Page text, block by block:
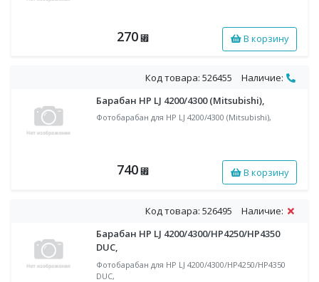
270 ⃏ В корзину
Код товара: 526455
Наличие:
Барабан HP LJ 4200/4300 (Mitsubishi),
Фотобарабан для HP LJ 4200/4300 (Mitsubishi),
740 ⃏ В корзину
Код товара: 526495
Наличие:
Барабан HP LJ 4200/4300/HP4250/HP4350
DUC,
Фотобарабан для HP LJ 4200/4300/HP4250/HP4350
DUC,